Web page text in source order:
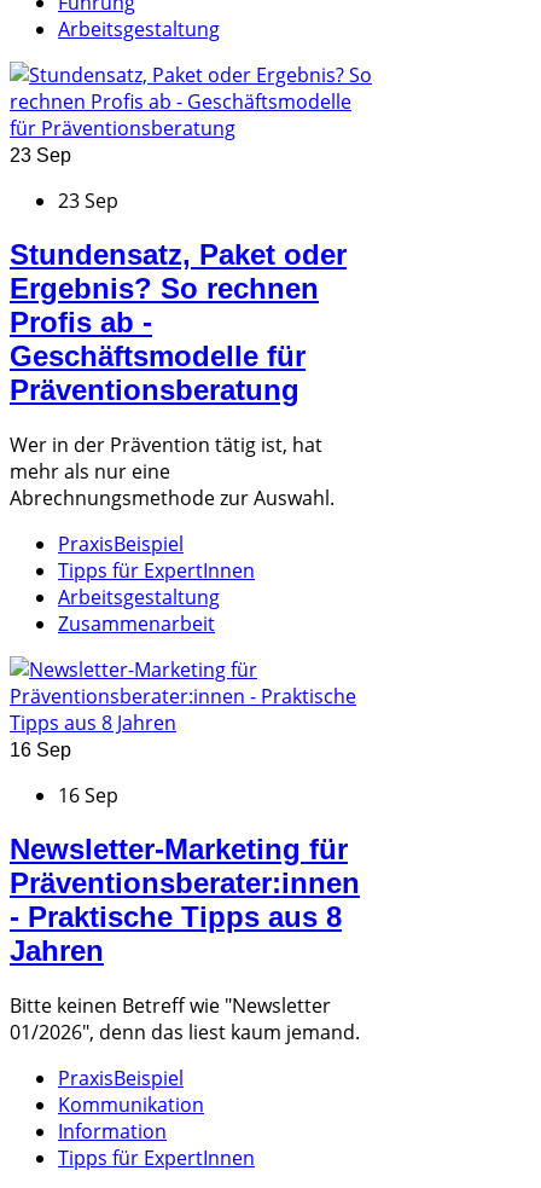
Arbeitsgestaltung
23 Sep
23 Sep
Stundensatz, Paket oder
Ergebnis? So rechnen
Profis ab -
Geschäftsmodelle für
Präventionsberatung
Wer in der Prävention tätig ist, hat
mehr als nur eine
Abrechnungsmethode zur Auswahl.
PraxisBeispiel
Tipps für ExpertInnen
Arbeitsgestaltung
Zusammenarbeit
16 Sep
16 Sep
Newsletter-Marketing für
Präventionsberater:innen
- Praktische Tipps aus 8
Jahren
Bitte keinen Betreff wie "Newsletter
01/2026", denn das liest kaum jemand.
PraxisBeispiel
Kommunikation
Information
Tipps für ExpertInnen